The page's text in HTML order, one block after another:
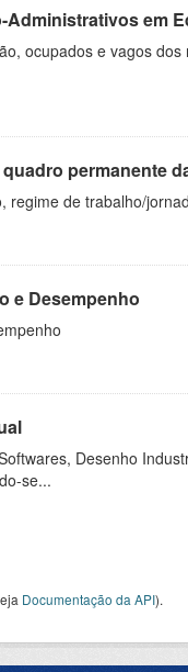
em
ocupados e vagos dos
permanente
regime de trabalho/
e Desempenho
Desenho
se...
Documentação da API).